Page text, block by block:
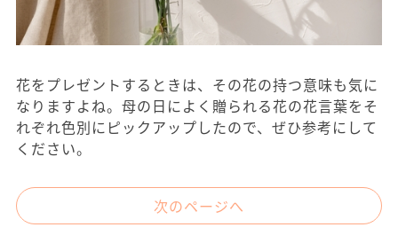
花をプレゼントするときは、その花の持つ意味も気に
なりますよね。母の日によく贈られる花の花言葉をそ
れぞれ色別にピックアップしたので、ぜひ参考にして
ください。
次のページへ